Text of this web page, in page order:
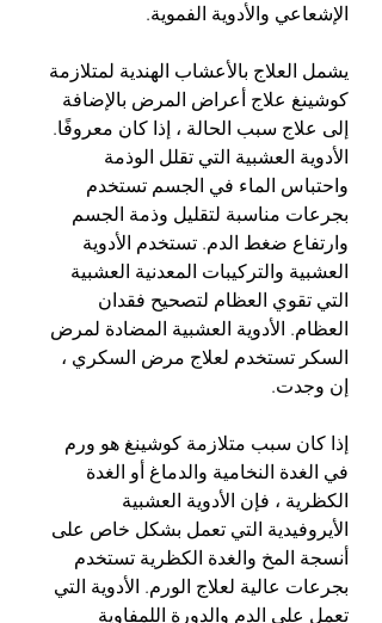
الإشعاعي والأدوية الفموية.
يشمل العلاج بالأعشاب الهندية لمتلازمة
كوشينغ علاج أعراض المرض بالإضافة
إلى علاج سبب الحالة ، إذا كان معروفًا.
الأدوية العشبية التي تقلل الوذمة
واحتباس الماء في الجسم تستخدم
بجرعات مناسبة لتقليل وذمة الجسم
وارتفاع ضغط الدم. تستخدم الأدوية
العشبية والتركيبات المعدنية العشبية
التي تقوي العظام لتصحيح فقدان
العظام. الأدوية العشبية المضادة لمرض
السكر تستخدم لعلاج مرض السكري ،
إن وجدت.
إذا كان سبب متلازمة كوشينغ هو ورم
في الغدة النخامية والدماغ أو الغدة
الكظرية ، فإن الأدوية العشبية
الأيروفيدية التي تعمل بشكل خاص على
أنسجة المخ والغدة الكظرية تستخدم
بجرعات عالية لعلاج الورم. الأدوية التي
تعمل على الدم والدورة اللمفاوية